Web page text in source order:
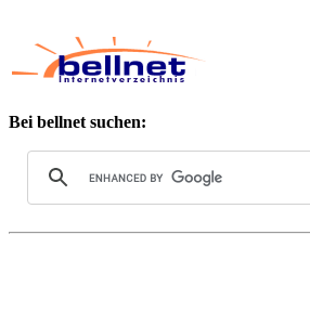
Bei bellnet suchen: